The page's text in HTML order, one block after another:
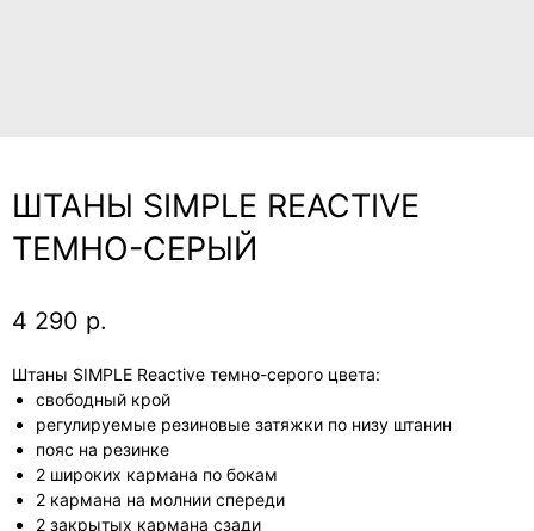
ШТАНЫ SIMPLE REACTIVE
ТЕМНО-СЕРЫЙ
4 290 р.
Штаны SIMPLE Reactive темно-серого цвета:
свободный крой
регулируемые резиновые затяжки по низу штанин
пояс на резинке
2 широких кармана по бокам
2 кармана на молнии спереди
2 закрытых кармана сзади